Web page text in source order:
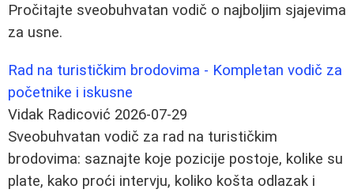
Pročitajte sveobuhvatan vodič o najboljim sjajevima
za usne.
Rad na turističkim brodovima - Kompletan vodič za
početnike i iskusne
Vidak Radicović 2026-07-29
Sveobuhvatan vodič za rad na turističkim
brodovima: saznajte koje pozicije postoje, kolike su
plate, kako proći intervju, koliko košta odlazak i